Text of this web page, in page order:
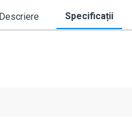
Descriere Specificații